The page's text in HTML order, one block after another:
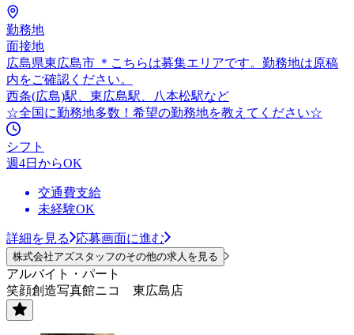
勤務地
面接地
広島県東広島市 ＊こちらは募集エリアです。勤務地は原稿
内をご確認ください。
西条(広島)駅、東広島駅、八本松駅など
☆全国に勤務地多数！希望の勤務地を教えてください☆
シフト
週4日からOK
交通費支給
未経験OK
詳細を見る 応募画面に進む
株式会社アズスタッフのその他の求人を見る
アルバイト・パート
笑顔創造写真館ニコ 東広島店